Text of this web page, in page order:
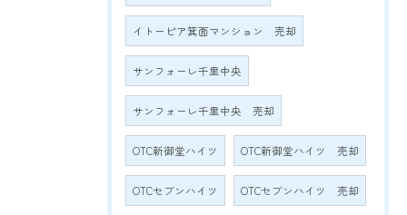
イトーピア箕面マンション 売却
サンフォーレ千里中央
サンフォーレ千里中央 売却
OTC新御堂ハイツ OTC新御堂ハイツ 売却
OTCセブンハイツ OTCセブンハイツ 売却